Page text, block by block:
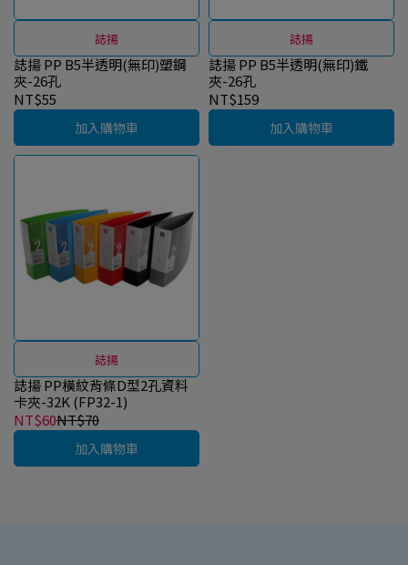
誌揚
誌揚 PP B5半透明(無印)塑鋼
夾-26孔
NT$55
加入購物車
誌揚
誌揚 PP B5半透明(無印)鐵
夾-26孔
NT$159
加入購物車
誌揚
誌揚 PP橫紋背條D型2孔資料
卡夾-32K (FP32-1)
NT$60NT$70
加入購物車